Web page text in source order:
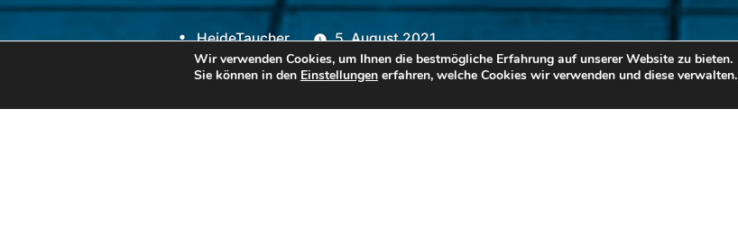
Veröffentlicht
von
HeideTaucher 5. August 2021
Wir verwenden Cookies, um Ihnen die bestmögliche Erfahrung auf unserer Website zu bieten.
Sie können in den Einstellungenerfahren, welche Cookies wir verwenden und diese verwalten.